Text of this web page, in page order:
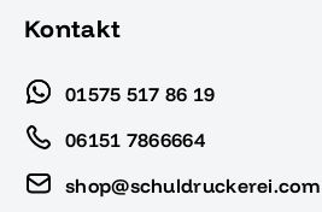
Kontakt
01575 517 86 19
06151 7866664
shop@schuldruckerei.com